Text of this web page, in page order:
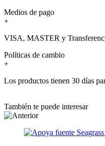
Medios de pago
+
VISA, MASTER y
Políticas de cambio
+
Los productos tienen 30 días
También te puede interesar